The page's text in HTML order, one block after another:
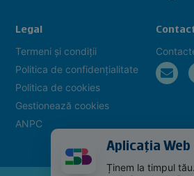
Legal
Termeni și condiții
Politica de confidențialitate
Politica de cookies
Gestionează cookies
ANPC
Aplicația Web
Ținem la timpul